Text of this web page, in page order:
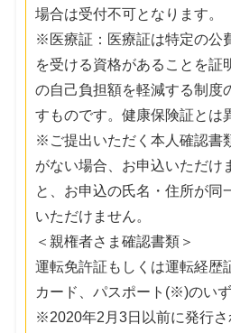
場合は受付不可となります。
※医療証：医療証は特定の公
を受ける資格があることを証
の自己負担額を軽減する制度
すものです。健康保険証とは
※ご提出いただく本人確認書
がない場合、お申込いただけ
と、お申込の氏名・住所が同
いただけません。
＜親権者さま確認書類＞
運転免許証もしくは運転経歴
カード、パスポート(※)のい
※2020年2月3日以前に発行さ